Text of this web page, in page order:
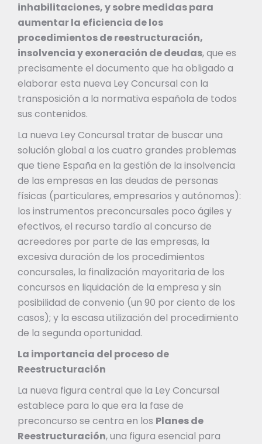
inhabilitaciones, y sobre medidas para
aumentar la eficiencia de los
procedimientos de reestructuración,
insolvencia y exoneración de deudas, que es
precisamente el documento que ha obligado a
elaborar esta nueva Ley Concursal con la
transposición a la normativa española de todos
sus contenidos.
La nueva Ley Concursal tratar de buscar una
solución global a los cuatro grandes problemas
que tiene España en la gestión de la insolvencia
de las empresas en las deudas de personas
físicas (particulares, empresarios y autónomos):
los instrumentos preconcursales poco ágiles y
efectivos, el recurso tardío al concurso de
acreedores por parte de las empresas, la
excesiva duración de los procedimientos
concursales, la finalización mayoritaria de los
concursos en liquidación de la empresa y sin
posibilidad de convenio (un 90 por ciento de los
casos); y la escasa utilización del procedimiento
de la segunda oportunidad.
La importancia del proceso de
Reestructuración
La nueva figura central que la Ley Concursal
establece para lo que era la fase de
preconcurso se centra en los Planes de
Reestructuración, una figura esencial para